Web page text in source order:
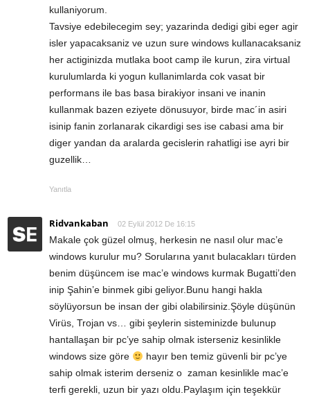
kullaniyorum.
Tavsiye edebilecegim sey; yazarinda dedigi gibi eger agir
isler yapacaksaniz ve uzun sure windows kullanacaksaniz
her actiginizda mutlaka boot camp ile kurun, zira virtual
kurulumlarda ki yogun kullanimlarda cok vasat bir
performans ile bas basa birakiyor insani ve inanin
kullanmak bazen eziyete dönusuyor, birde mac´in asiri
isinip fanin zorlanarak cikardigi ses ise cabasi ama bir
diger yandan da aralarda gecislerin rahatligi ise ayri bir
guzellik…
Yanıtla
Ridvankaban 02 Eylül 2012 De 16:15
Makale çok güzel olmuş, herkesin ne nasıl olur mac’e
windows kurulur mu? Sorularına yanıt bulacakları türden
benim düşüncem ise mac’e windows kurmak Bugatti’den
inip Şahin’e binmek gibi geliyor.Bunu hangi hakla
söylüyorsun be insan der gibi olabilirsiniz.Şöyle düşünün
Virüs, Trojan vs… gibi şeylerin sisteminizde bulunup
hantallaşan bir pc’ye sahip olmak isterseniz kesinlikle
windows size göre
hayır ben temiz güvenli bir pc’ye
sahip olmak isterim derseniz o zaman kesinlikle mac’e
terfi gerekli, uzun bir yazı oldu.Paylaşım için teşekkür